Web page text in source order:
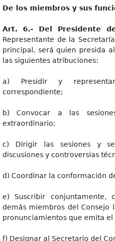
De los miembros y sus
Art. 6.- Del Presidente
Representante de la
principal, será quien presida
las siguientes atribuciones:
a) Presidir y
correspondiente;
b) Convocar a las
extraordinario;
c) Dirigir las sesiones y
discusiones y controversias
d) Coordinar la conformación
e) Suscribir
demás miembros del Consejo
pronunciamientos que emita el
f) Designar al Secretario del